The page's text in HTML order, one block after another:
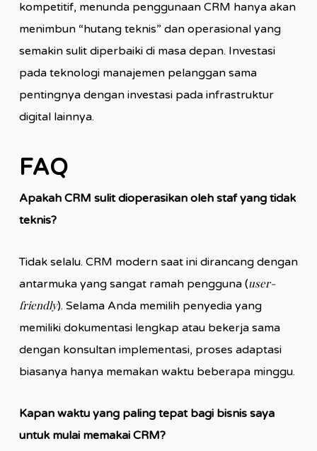
kompetitif, menunda penggunaan CRM hanya akan
menimbun “hutang teknis” dan operasional yang
semakin sulit diperbaiki di masa depan. Investasi
pada teknologi manajemen pelanggan sama
pentingnya dengan investasi pada infrastruktur
digital lainnya.
FAQ
Apakah CRM sulit dioperasikan oleh staf yang tidak
teknis?
Tidak selalu. CRM modern saat ini dirancang dengan
antarmuka yang sangat ramah pengguna (user-
friendly). Selama Anda memilih penyedia yang
memiliki dokumentasi lengkap atau bekerja sama
dengan konsultan implementasi, proses adaptasi
biasanya hanya memakan waktu beberapa minggu.
Kapan waktu yang paling tepat bagi bisnis saya
untuk mulai memakai CRM?